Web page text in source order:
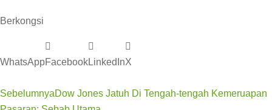
Berkongsi
WhatsAppFacebookLinkedInX
SebelumnyaDow Jones Jatuh Di Tengah-tengah Kemeruapan